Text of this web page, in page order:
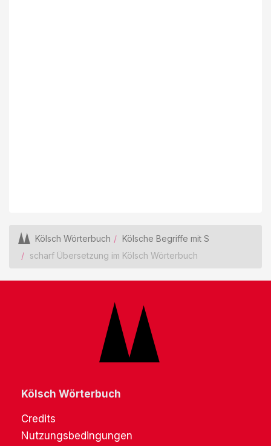
Kölsch Wörterbuch
Kölsche Begriffe mit S
scharf Übersetzung im Kölsch Wörterbuch
Kölsch Wörterbuch
Credits
Nutzungsbedingungen